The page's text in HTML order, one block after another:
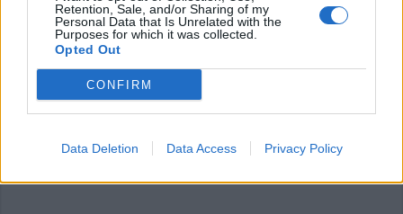
Retention, Sale, and/or Sharing of my
Personal Data that Is Unrelated with the
Purposes for which it was collected.
Opted Out
CONFIRM
Data Deletion Data Access Privacy Policy
“L’educazione delle farfalle”